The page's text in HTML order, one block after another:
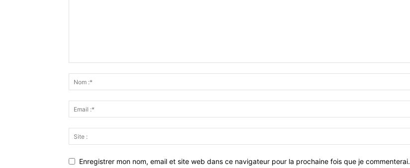
Enregistrer mon nom, email et site web dans ce navigateur pour la prochaine fois que je commenterai.